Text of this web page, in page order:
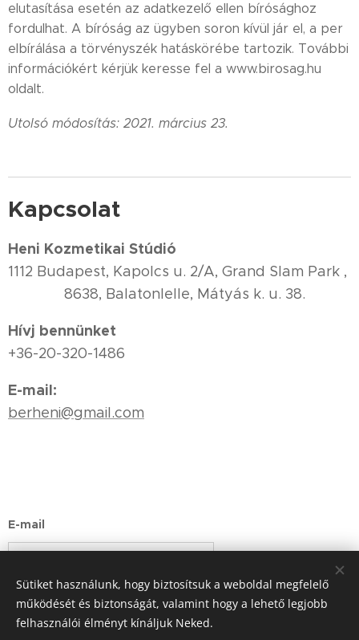
elutasítása esetén az adatkezelő ellen bírósághoz
fordulhat. A bíróság az ügyben soron kívül jár el, a per
elbírálása a törvényszék hatáskörébe tartozik. További
információkért kérjük keresse fel a www.birosag.hu
oldalt.
Utolsó módosítás: 2021. március 23.
Kapcsolat
Heni Kozmetikai Stúdió
1112 Budapest, Kapolcs u. 2/A, Grand Slam Park ,
8638, Balatonlelle, Mátyás k. u. 38.
Hívj bennünket
+36-20-320-1486
E-mail:
berheni@gmail.com
E-mail
Küldés
Sütiket használunk, hogy biztosítsuk a weboldal megfelelő
működését és biztonságát, valamint hogy a lehető legjobb
felhasználói élményt kínáljuk Neked.